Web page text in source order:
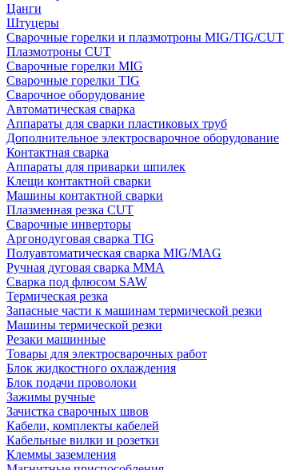
Цанги
Штуцеры
Сварочные горелки и плазмотроны MIG/TIG/CUT
Плазмотроны CUT
Сварочные горелки MIG
Сварочные горелки TIG
Сварочное оборудование
Автоматическая сварка
Аппараты для сварки пластиковых труб
Дополнительное электросварочное оборудование
Контактная сварка
Аппараты для приварки шпилек
Клещи контактной сварки
Машины контактной сварки
Плазменная резка CUT
Сварочные инверторы
Аргонодуговая сварка TIG
Полуавтоматическая сварка MIG/MAG
Ручная дуговая сварка MMA
Сварка под флюсом SAW
Термическая резка
Запасные части к машинам термической резки
Машины термической резки
Резаки машинные
Товары для электросварочных работ
Блок жидкостного охлаждения
Блок подачи проволоки
Зажимы ручные
Зачистка сварочных швов
Кабели, комплекты кабелей
Кабельные вилки и розетки
Клеммы заземления